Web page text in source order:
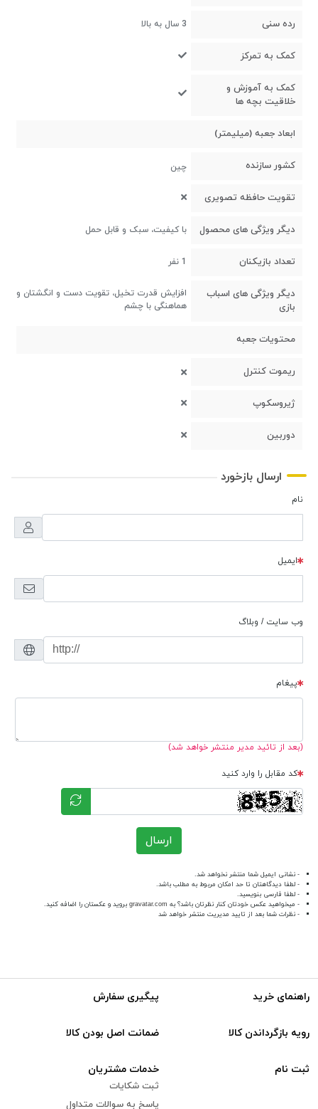
رده سنی 3 سال به بالا
کمک به تمرکز
کمک به آموزش و
خلاقیت بچه ها
ابعاد جعبه (میلیمتر)
کشور سازنده چین
تقویت حافظه تصویری
دیگر ویژگی های محصول با کیفیت، سبک و قابل حمل
تعداد بازیکنان 1 نفر
دیگر ویژگی های اسباب
بازی
افزایش قدرت تخیل، تقویت دست و انگشتان و
هماهنگی با چشم
محتویات جعبه
ریموت کنترل
ژیروسکوپ
دوربین
ارسال بازخورد
نام
ایمیل
وب سایت / وبلاگ
پیغام
(بعد از تائید مدیر منتشر خواهد شد)
کد مقابل را وارد کنید
ارسال
- نشانی ایمیل شما منتشر نخواهد شد.
- لطفا دیدگاهتان تا حد امکان مربوط به مطلب باشد.
- لطفا فارسی بنویسید.
- میخواهید عکس خودتان کنار نظرتان باشد؟ به gravatar.com بروید و عکستان را اضافه کنید.
- نظرات شما بعد از تایید مدیریت منتشر خواهد شد
راهنمای خرید پیگیری سفارش
رویه بازگرداندن کالا ضمانت اصل بودن کالا
ثبت نام خدمات مشتریان
ثبت شکایات
پاسخ به سوالات متداول